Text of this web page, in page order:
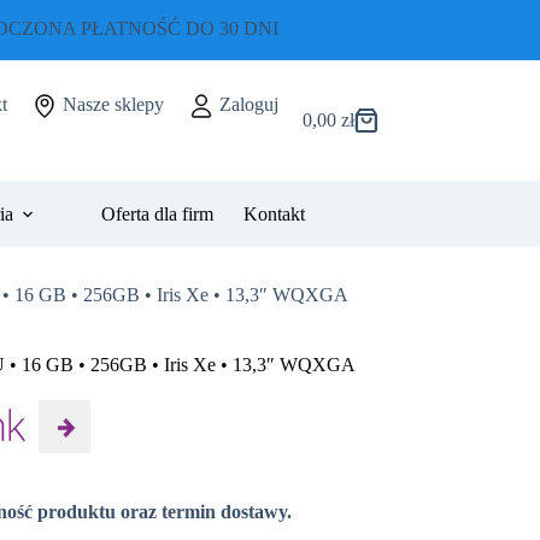
PŁATNOŚĆ DO 30 DNI
Nasze sklepy
Zaloguj
Koszyk
0,00 zł
Oferta dla firm Kontakt
16 GB • 256GB • Iris Xe • 13,3″ WQXGA
16 GB • 256GB • Iris Xe • 13,3″ WQXGA
produktu oraz termin dostawy.